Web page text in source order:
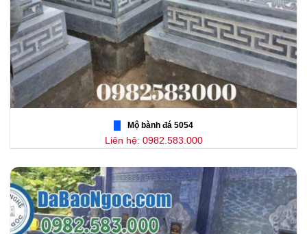
Mộ bành đá 5054
Liên hệ: 0982.583.000